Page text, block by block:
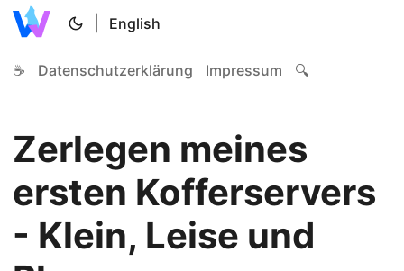
English
☕ Datenschutzerklärung Impressum 🔍
Zerlegen meines
ersten Kofferservers
- Klein, Leise und